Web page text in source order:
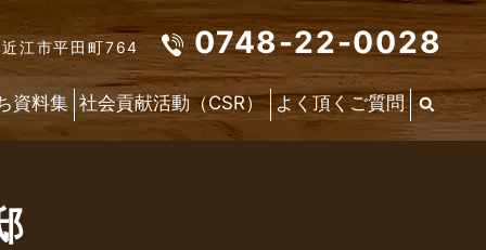
江市平田町764 0748-22-0028
資料集 社会貢献活動（CSR） よく頂くご質問